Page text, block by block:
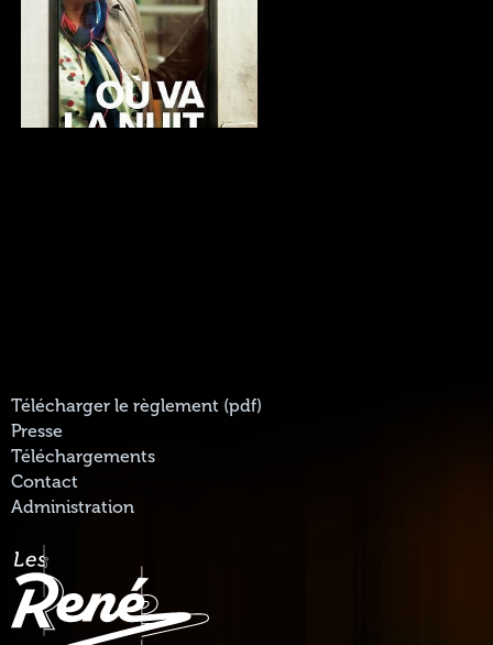
Télécharger le règlement (pdf)
Presse
Téléchargements
Contact
Administration